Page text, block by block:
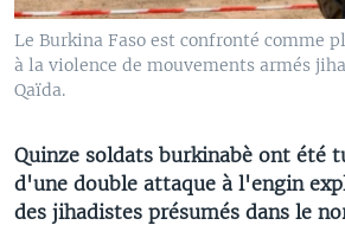
Le Burkina Faso est confronté comme
à la violence de mouvements armés
Qaïda.
Quinze soldats burkinabè ont été
d'une double attaque à l'engin
des jihadistes présumés dans le